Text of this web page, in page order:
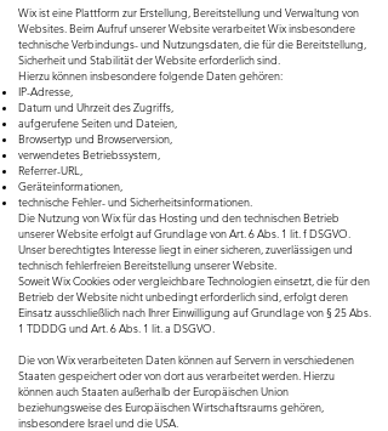
Wix ist eine Plattform zur Erstellung, Bereitstellung und Verwaltung von
Websites. Beim Aufruf unserer Website verarbeitet Wix insbesondere
technische Verbindungs- und Nutzungsdaten, die für die Bereitstellung,
Sicherheit und Stabilität der Website erforderlich sind.
Hierzu können insbesondere folgende Daten gehören:
IP-Adresse,
Datum und Uhrzeit des Zugriffs,
aufgerufene Seiten und Dateien,
Browsertyp und Browserversion,
verwendetes Betriebssystem,
Referrer-URL,
Geräteinformationen,
technische Fehler- und Sicherheitsinformationen.
Die Nutzung von Wix für das Hosting und den technischen Betrieb
unserer Website erfolgt auf Grundlage von Art. 6 Abs. 1 lit. f DSGVO.
Unser berechtigtes Interesse liegt in einer sicheren, zuverlässigen und
technisch fehlerfreien Bereitstellung unserer Website.
Soweit Wix Cookies oder vergleichbare Technologien einsetzt, die für den
Betrieb der Website nicht unbedingt erforderlich sind, erfolgt deren
Einsatz ausschließlich nach Ihrer Einwilligung auf Grundlage von § 25 Abs.
1 TDDDG und Art. 6 Abs. 1 lit. a DSGVO.
Die von Wix verarbeiteten Daten können auf Servern in verschiedenen
Staaten gespeichert oder von dort aus verarbeitet werden. Hierzu
können auch Staaten außerhalb der Europäischen Union
beziehungsweise des Europäischen Wirtschaftsraums gehören,
insbesondere Israel und die USA.